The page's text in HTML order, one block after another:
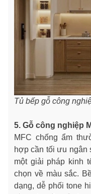
Tủ bếp gỗ công
5. Gỗ công nghiệp
MFC chống ẩm
hợp cần tối ưu ngân
một giải pháp kinh
chọn về màu sắc.
dạng, dễ phối tone